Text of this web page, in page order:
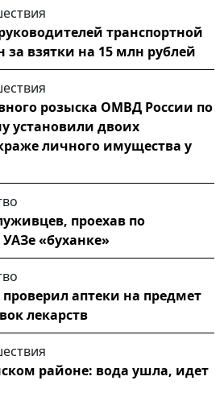
транспортной
взятки на 15 млн рублей
розыска ОМВД России по
установили двоих
личного имущества у
проехав по
«буханке»
аптеки на предмет
лекарств
районе: вода ушла, идет